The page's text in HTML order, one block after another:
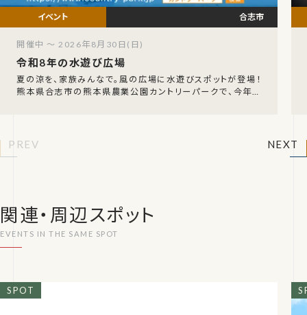
令和8年の水遊び広場
夏の涼を、家族みんなで。風の広場に水遊びスポットが登場！
熊本県合志市の熊本県農業公園カントリーパークで、今年も
合志市
開催中 ～ 2026年8月30日(日)
PREV NEXT
関連・周辺スポット